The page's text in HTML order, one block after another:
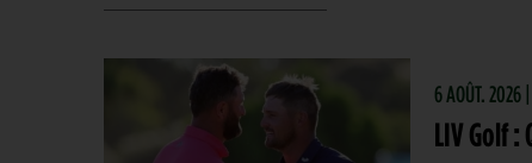
6 AOÛT. 2026 |
LIV Golf